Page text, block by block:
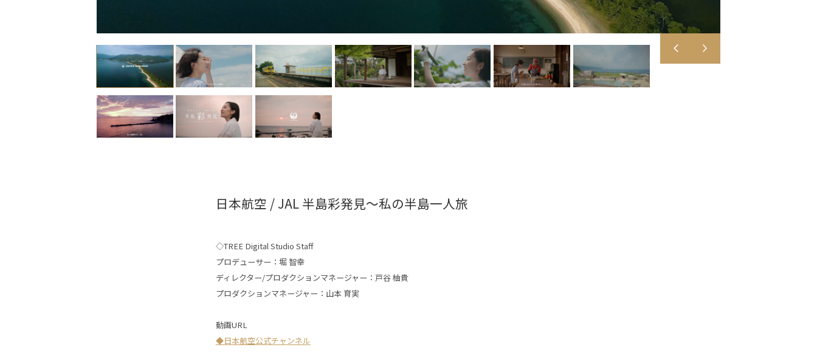
日本航空 / JAL 半島彩発見～私の半島一人旅
◇TREE Digital Studio Staff
プロデューサー：堀 智幸
ディレクター/プロダクションマネージャー：戸谷 柚貴
プロダクションマネージャー：山本 育実
動画URL
◆日本航空公式チャンネル